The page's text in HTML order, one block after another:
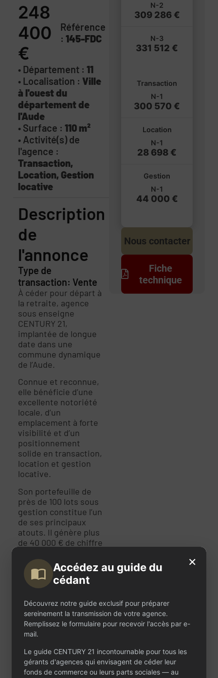
248
400
€
Référence
:145-FDC
• Département : 11
• Localisation : Ville
à l'ouest du
département de
l'Aude
• Surface : 110 m²
• Activité(s) de
l'agence :
Transaction,
Location, Gestion
locative
Description
de
l'annonce
Type de
transaction: Vente
À céder pour départ à
la retraite, agence
sous enseigne
CENTURY 21,
implantée de longue
date dans une
commune dynamique
de l’Aude.
Connue et reconnue,
elle bénéficie d’une
excellente notoriété
locale, d’un
emplacement à forte
visibilité et d’un
positionnement
solide en transaction,
location et gestion
locative.
Son portefeuille de
près de 100 lots sous
gestion constitue l’un
de ses principaux
atouts. Il génère plus
de 40 000 € de chiffre
annuel, sécurise une
partie des revenus et
fidélise les
bailleurs. Il alimente
également les
activités de location
et de transaction,
synergies
commerciales. Son
développement
N-2
309 286 €
N-3
331 512 €
Transaction
N-1
300 570 €
Location
N-1
28 698 €
Gestion
N-1
44 000 €
Nous contacter
Fiche
technique
×
Accédez au guide du
cédant
Découvrez notre guide exclusif pour préparer
sereinement la transmission de votre agence.
Remplissez le formulaire pour recevoir l'accès par e-
mail.
Le guide CENTURY 21 incontournable pour tous les
gérants d'agences qui envisagent de céder leur
fonds de commerce ou leurs parts sociales — au